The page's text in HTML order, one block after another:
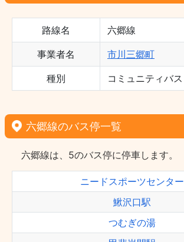
路線名 六郷線
事業者名 市川三郷町
種別 コミュニティバス
六郷線のバス停一覧
六郷線は、5のバス停に停車します。
ニードスポーツセンター
鰍沢口駅
つむぎの湯